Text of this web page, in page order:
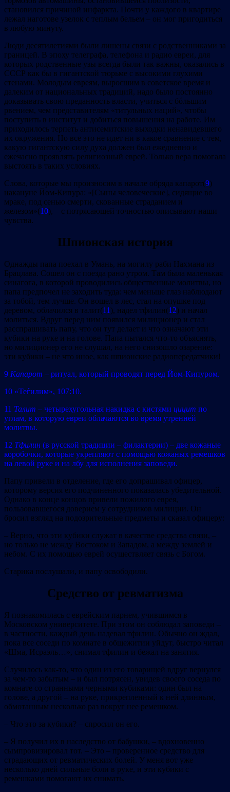
становился причиной инфаркта. Почти у каждого в квартире
лежал наготове узелок с теплым бельем – он мог пригодиться
в любую минуту.
Люди десятилетиями были лишены связи с родственниками за
границей. В эпоху телеграфа, телефона и радио евреи, для
которых родственные узы всегда были так важны, оказались в
СССР как бы в гигантской тюрьме с высокими глухими
стенами. Молодым евреям, выросшим в советское время и
далеким от национальных традиций, надо было постоянно
доказывать свою преданность власти, учиться с бóльшим
рвением, чем представителям «титульных наций», чтобы
поступить в институт и добиться повышения на работе. Им
приходилось терпеть антисемитские выходки ненавидевшего
их окружения. Но все это не идет ни в какое сравнение с тем,
какую гигантскую силу духа должен был ежедневно и
ежечасно проявлять религиозный еврей. Только вера помогала
выстоять в таких условиях.
Слова, которые мы произносим в начале обряда капарот(9)
накануне Йом‐Кипура: «[Сыны человеческие], сидящие во
мраке, под сенью смерти, скованные страданием и
железом»(10), – с потрясающей точностью описывают наши
чувства.
Шпионская история
Однажды папа поехал в Умань, на могилу раби Нахмана из
Брацлава. Сошел он с поезда рано утром. Там была маленькая
синагога, в которой проводились общественные молитвы, но
папа предпочел не заходить туда: чем меньше глаз наблюдают
за тобой, тем лучше. Он вошел в лес, стал на опушке под
деревом, облачился в талит(11 ), надел тфилин(12) и начал
молиться. Вдруг перед ним появился милиционер и стал
расспрашивать папу, что он тут делает и что означают эти
кубики на руке и на голове. Папа пытался что‐то объяснять,
но милиционер его не слушал, на него снизошло озарение:
эти кубики – не что иное, как шпионские радиопередатчики!
9 Капарот – ритуал, который проводят перед Йом‐Кипуром.
10 «Теѓилим», 107:10.
11 Талит – четырехугольная накидка с кистями цицит по
углам, в которую евреи облачаются во время утренней
молитвы.
12 Тфилин (в русской традиции – филактерии) – две кожаные
коробочки, которые укрепляют с помощью кожаных ремешков
на левой руке и на лбу для исполнения заповеди.
Папу привели в отделение, где его допрашивал офицер,
которому версия его подчиненного показалась убедительной.
Однако в конце концов привели пожилого еврея,
пользовавшегося доверием у сотрудников милиции. Он
бросил взгляд на подозрительные предметы и сказал офицеру:
– Верно, что эти кубики служат в качестве средства связи, –
но только не между Востоком и Западом, а между землей и
небом. С их помощью еврей осуществляет связь с Богом.
Старика послушали, и папу освободили.
Средство от ревматизма
Я познакомилась с еврейским парнем, учившимся в
Московском университете. При этом он соблюдал заповеди –
в частности, каждый день надевал тфилин. Обычно он ждал,
пока все соседи по комнате в общежитии уйдут, быстро читал
«Шма, Исраэль…», снимал тфилин и бежал на занятия.
Случилось как‐то, что один из его товарищей вдруг вернулся
за чем‐то забытым – и был потрясен, увидев своего соседа по
комнате со странными черными кубиками: один был на
голове, а другой – на руке, прикрепленный к ней длинным,
обмотанным несколько раз вокруг нее ремешком.
– Что это за кубики? – спросил он его.
– Я получил их в наследство от бабушки, – вдохновенно
сымпровизировал тот. – Это – проверенное средство для
страдающих от ревматических болей. У меня вот уже
несколько дней сильные боли в руке, и эти кубики с
ремешками помогают их снимать.